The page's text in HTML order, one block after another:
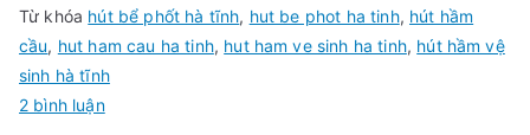
Từ khóa hút bể phốt hà tĩnh, hut be phot ha tinh, hút hầm
cầu, hut ham cau ha tinh, hut ham ve sinh ha tinh, hút hầm vệ
sinh hà tĩnh
2 bình luậnở